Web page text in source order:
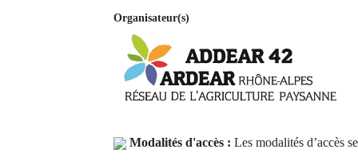
Organisateur(s)
Modalités d'accès : Les modalités d’accès